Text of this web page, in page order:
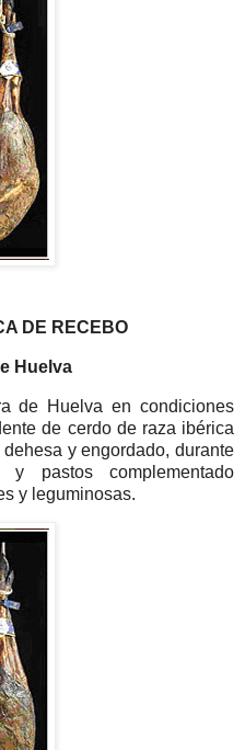
DE RECEBO
Huelva
de Huelva en condiciones
de cerdo de raza ibérica
y engordado, durante
pastos complementado
y leguminosas.